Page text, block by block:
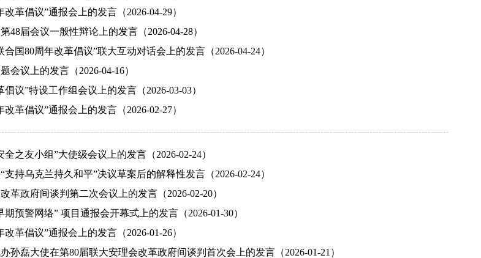
革倡议”通报会上的发言（2026-04-29）
48届会议一般性辩论上的发言（2026-04-28）
国80周年改革倡议”联大互动对话会上的发言（2026-04-24）
会议上的发言（2026-04-16）
议”特设工作组会议上的发言（2026-03-03）
革倡议”通报会上的发言（2026-02-27）
之友小组”大使级会议上的发言（2026-02-24）
持乌克兰持久和平”决议草案后的解释性发言（2026-02-24）
革政府间谈判第二次会议上的发言（2026-02-20）
预警网络” 项目通报会开幕式上的发言（2026-01-30）
革倡议”通报会上的发言（2026-01-26）
孙磊大使在第80届联大安理会改革政府间谈判首次会上的发言（2026-01-21）